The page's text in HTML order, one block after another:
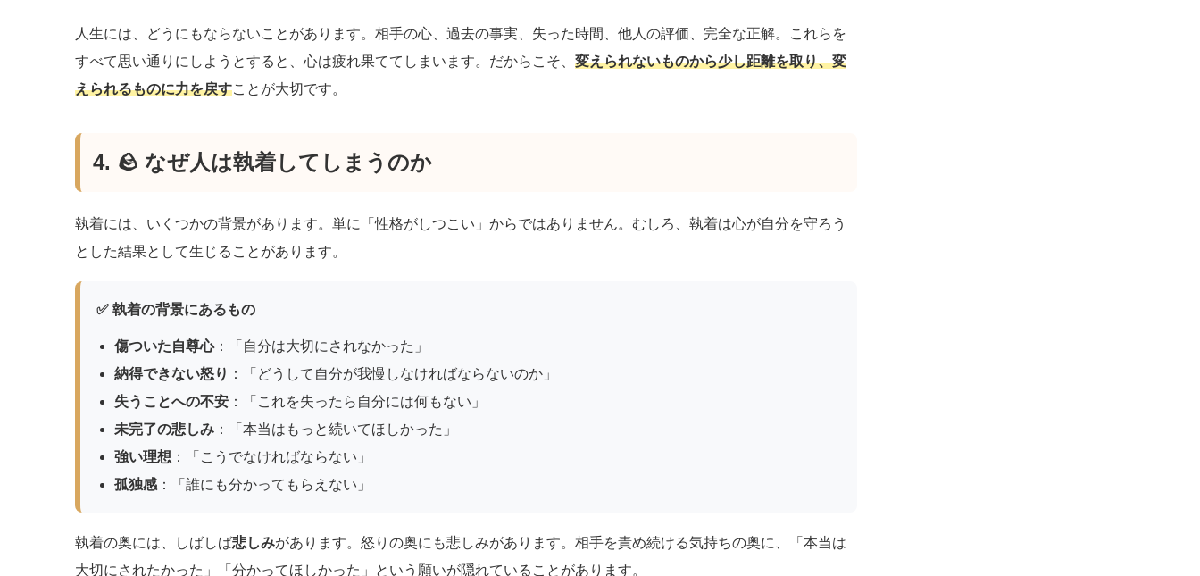
人生には、どうにもならないことがあります。相手の心、過去の事実、失った時間、他人の評価、完全な正解。これらを
すべて思い通りにしようとすると、心は疲れ果ててしまいます。だからこそ、 変えられないものから少し距離を取り、変
えられるものに力を戻すことが大切です。
4. 🪨 なぜ人は執着してしまうのか
執着には、いくつかの背景があります。単に「性格がしつこい」からではありません。むしろ、執着は心が自分を守ろう
とした結果として生じることがあります。
✅ 執着の背景にあるもの
傷ついた自尊心：「自分は大切にされなかった」
納得できない怒り ：「どうして自分が我慢しなければならないのか」
失うことへの不安 ：「これを失ったら自分には何もない」
未完了の悲しみ ：「本当はもっと続いてほしかった」
強い理想 ：「こうでなければならない」
孤独感 ：「誰にも分かってもらえない」
執着の奥には、しばしば悲しみがあります。怒りの奥にも悲しみがあります。相手を責め続ける気持ちの奥に、「本当は
大切にされたかった」「分かってほしかった」という願いが隠れていることがあります。